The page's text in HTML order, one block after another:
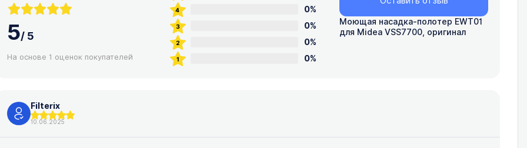
5/5
На основе 1 оценок покупателей
0%
0%
0%
0%
Моющая насадка-полотер EWT01
для Midea VSS7700, оригинал
Filterix
10.06.2025